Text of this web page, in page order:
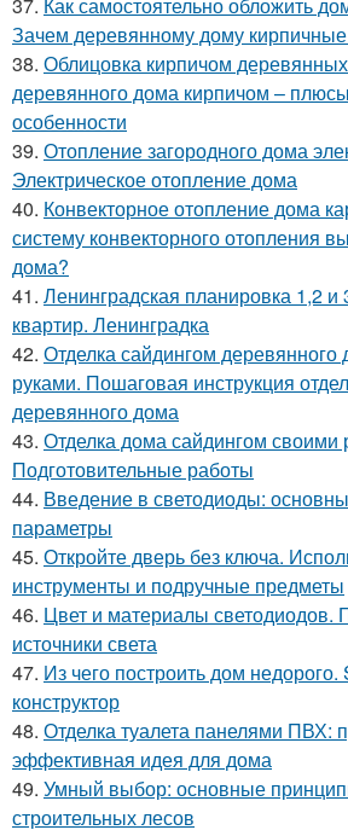
Зачем деревянному дому
38. Облицовка кирпичом
деревянного дома кирпичом –
особенности
39. Отопление загородного дома
Электрическое отопление дома
40. Конвекторное отопление дома
систему конвекторного отопления
дома?
41. Ленинградская планировка 1,2 и
квартир. Ленинградка
42. Отделка сайдингом
руками. Пошаговая инструкция
деревянного дома
43. Отделка дома сайдингом своими
Подготовительные работы
44. Введение в светодиоды:
параметры
45. Откройте дверь без ключа.
инструменты и подручные предметы
46. Цвет и материалы светодиодов.
источники света
47. Из чего построить дом
конструктор
48. Отделка туалета панелями ПВХ:
эффективная идея для дома
49. Умный выбор: основные
строительных лесов